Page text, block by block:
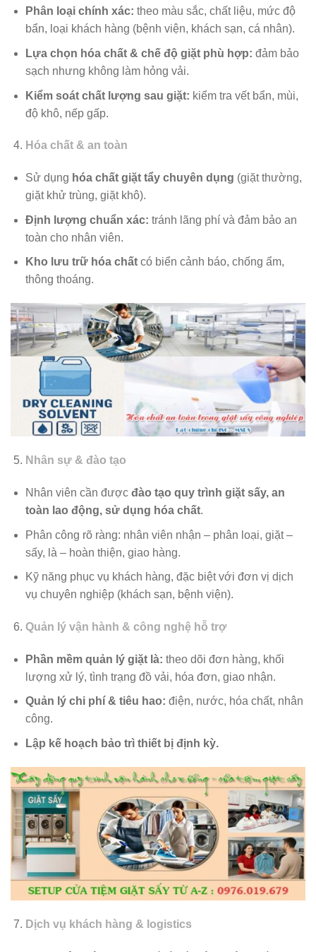
Phân loại chính xác: theo màu sắc, chất liệu, mức độ
bẩn, loại khách hàng (bệnh viện, khách sạn, cá nhân).
Lựa chọn hóa chất & chế độ giặt phù hợp: đảm bảo
sạch nhưng không làm hỏng vải.
Kiểm soát chất lượng sau giặt: kiểm tra vết bẩn, mùi,
độ khô, nếp gấp.
Hóa chất & an toàn
Sử dụng hóa chất giặt tẩy chuyên dụng (giặt thường,
giặt khử trùng, giặt khô).
Định lượng chuẩn xác: tránh lãng phí và đảm bảo an
toàn cho nhân viên.
Kho lưu trữ hóa chấtcó biển cảnh báo, chống ẩm,
thông thoáng.
Nhân sự & đào tạo
Nhân viên cần được đào tạo quy trình giặt sấy, an
toàn lao động, sử dụng hóa chất.
Phân công rõ ràng: nhân viên nhận – phân loại, giặt –
sấy, là – hoàn thiện, giao hàng.
Kỹ năng phục vụ khách hàng, đặc biệt với đơn vị dịch
vụ chuyên nghiệp (khách sạn, bệnh viện).
Quản lý vận hành & công nghệ hỗ trợ
Phần mềm quản lý giặt là: theo dõi đơn hàng, khối
lượng xử lý, tình trạng đồ vải, hóa đơn, giao nhận.
Quản lý chi phí & tiêu hao: điện, nước, hóa chất, nhân
công.
Lập kế hoạch bảo trì thiết bị định kỳ.
Dịch vụ khách hàng & logistics